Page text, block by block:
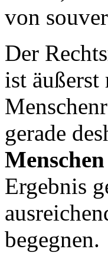
von
Der
ist
gerade
Ergebnis
begegnen.